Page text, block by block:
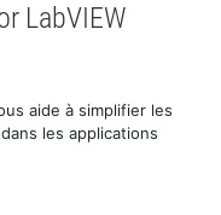
LabVIEW
aide à simplifier les
les applications